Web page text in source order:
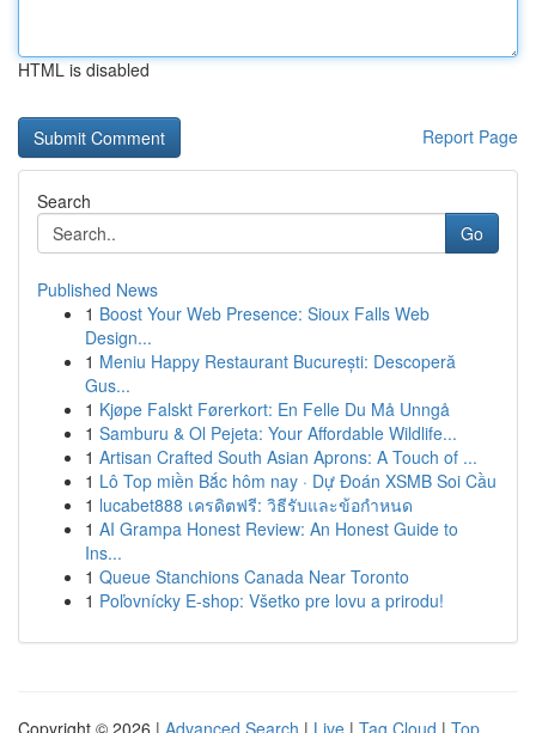
HTML is disabled
Report Page
Search
Go
Published News
1 Boost Your Web Presence: Sioux Falls Web
Design...
1 Meniu Happy Restaurant București: Descoperă
Gus...
1 Kjøpe Falskt Førerkort: En Felle Du Må Unngå
1 Samburu & Ol Pejeta: Your Affordable Wildlife...
1 Artisan Crafted South Asian Aprons: A Touch of ...
1 Lô Top miền Bắc hôm nay · Dự Đoán XSMB Soi Cầu
1 lucabet888 เครดิตฟรี: วิธีรับและข้อกำหนด
1 AI Grampa Honest Review: An Honest Guide to
Ins...
1 Queue Stanchions Canada Near Toronto
1 Poľovnícky E-shop: Všetko pre lovu a prirodu!
Copyright © 2026 | Advanced Search | Live | Tag Cloud | Top